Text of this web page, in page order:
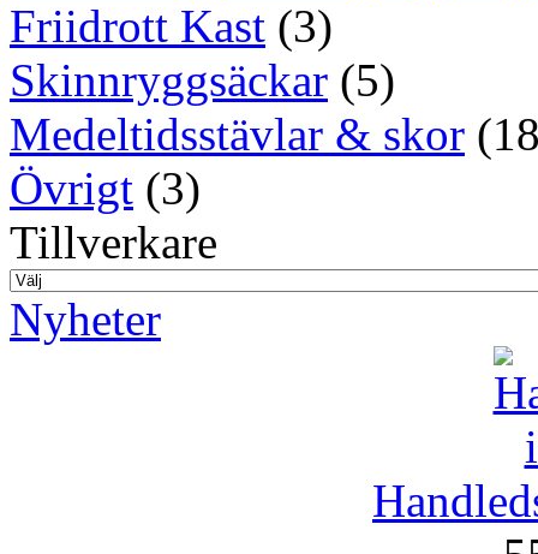
Friidrott Kast (3)
Skinnryggsäckar (5)
Medeltidsstävlar & skor
Övrigt (3)
Tillverkare
Nyheter